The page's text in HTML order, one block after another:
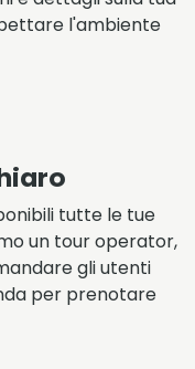
l'ambiente
tutte le tue
un tour operator,
gli utenti
per prenotare